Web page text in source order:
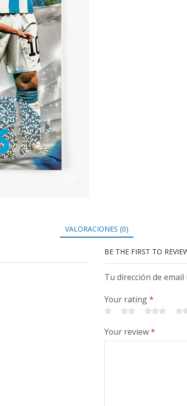
VALORACIONES (0)
BE THE FIRST TO
Tu dirección de
Your rating*
Your review*